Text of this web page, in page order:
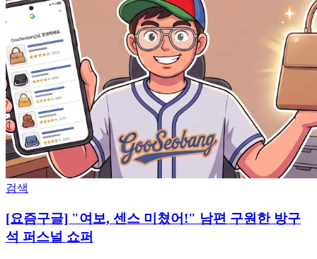
검색
[요즘구글] "여보, 센스 미쳤어!" 남편 구원한 방구
석 퍼스널 쇼퍼